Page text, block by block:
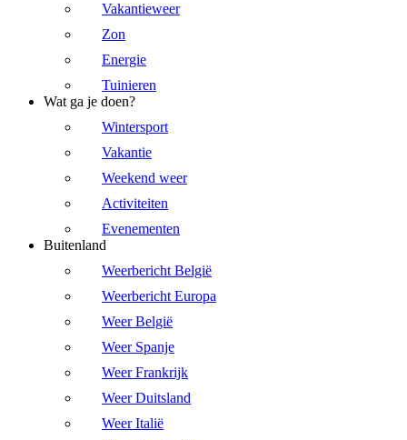
Vakantieweer
Zon
Energie
Tuinieren
Wat ga je doen?
Wintersport
Vakantie
Weekend weer
Activiteiten
Evenementen
Buitenland
Weerbericht België
Weerbericht Europa
Weer België
Weer Spanje
Weer Frankrijk
Weer Duitsland
Weer Italië